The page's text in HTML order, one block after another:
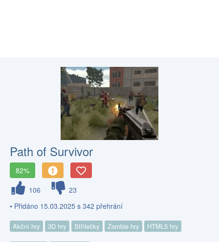
Path of Survivor
82%
106
23
• Přidáno 15.03.2025 s 342 přehrání
Akční hry 3D hry Střílečky Zombie hry HTML5 hry